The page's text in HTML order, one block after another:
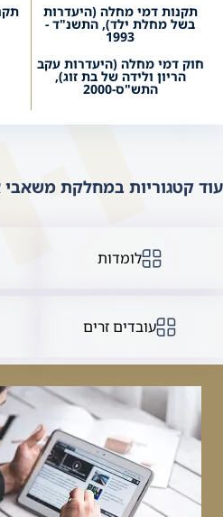
תקנות דמי מחלה (היעדרות
בשל מחלת ילד), התשנ"ד -
1993
חוק דמי מחלה (היעדרות עקב
הריון ולידה של בת זוג),
התש"ס-2000
עוד קטגוריות במחלקת משאבי
לומדות
עובדים זרים